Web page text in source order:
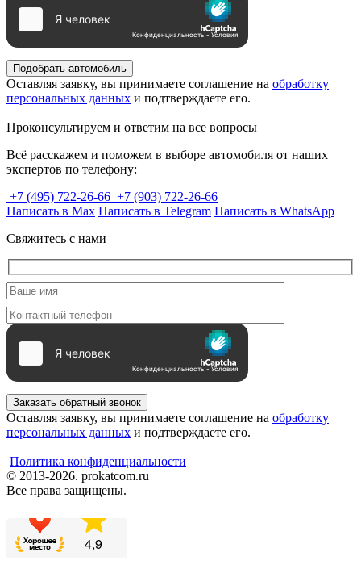
Подобрать автомобиль
Оставляя заявку, вы принимаете соглашение на обработку
персональных данных и подтверждаете его.
Проконсультируем и ответим на все вопросы
Всё расскажем и поможем в выборе автомобиля от наших
экспертов по телефону:
+7 (495) 722-26-66 +7 (903) 722-26-66
Написать в Max Написать в Telegram Написать в WhatsApp
Свяжитесь с нами
Заказать обратный звонок
Оставляя заявку, вы принимаете соглашение на обработку
персональных данных и подтверждаете его.
Политика конфиденциальности
© 2013-2026. prokatcom.ru
Все права защищены.